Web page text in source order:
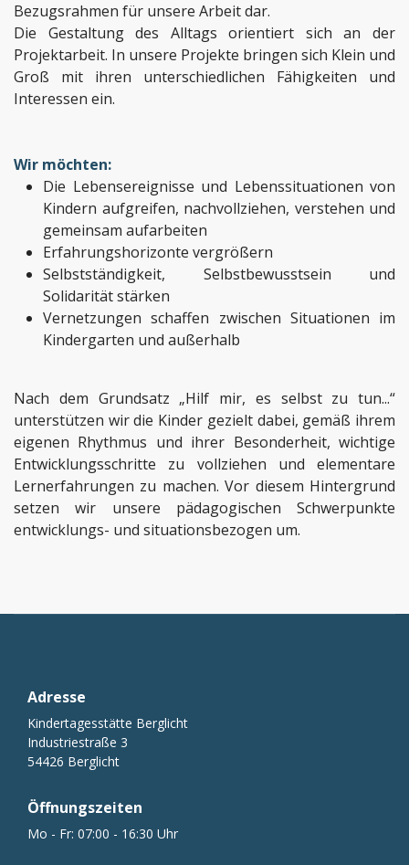
Bezugsrahmen für unsere Arbeit dar.
Die Gestaltung des Alltags orientiert sich an der
Projektarbeit. In unsere Projekte bringen sich Klein und
Groß mit ihren unterschiedlichen Fähigkeiten und
Interessen ein.
Wir möchten:
Die Lebensereignisse und Lebenssituationen von
Kindern aufgreifen, nachvollziehen, verstehen und
gemeinsam aufarbeiten
Erfahrungshorizonte vergrößern
Selbstständigkeit, Selbstbewusstsein und
Solidarität stärken
Vernetzungen schaffen zwischen Situationen im
Kindergarten und außerhalb
Nach dem Grundsatz „Hilf mir, es selbst zu tun...“
unterstützen wir die Kinder gezielt dabei, gemäß ihrem
eigenen Rhythmus und ihrer Besonderheit, wichtige
Entwicklungsschritte zu vollziehen und elementare
Lernerfahrungen zu machen. Vor diesem Hintergrund
setzen wir unsere pädagogischen Schwerpunkte
entwicklungs- und situationsbezogen um.
Adresse
Kindertagesstätte Berglicht
Industriestraße 3
54426 Berglicht
Öffnungszeiten
Mo - Fr: 07:00 - 16:30 Uhr